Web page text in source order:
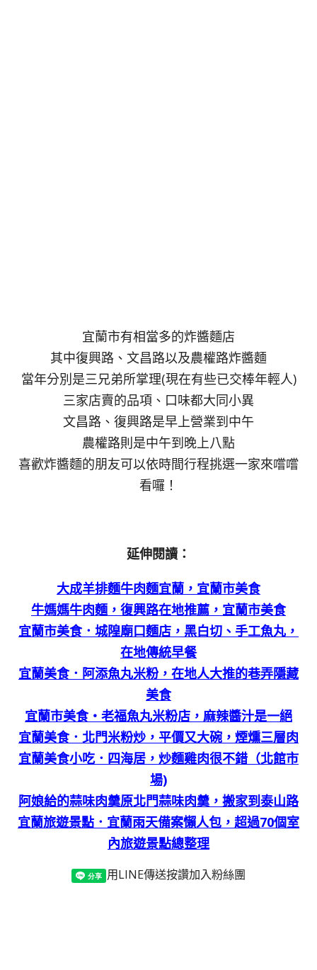
宜蘭市有相當多的炸醬麵店
其中復興路、文昌路以及農權路炸醬麵
當年分別是三兄弟所掌理(現在有些已交棒年輕人)
三家店賣的品項、口味都大同小異
文昌路、復興路是早上營業到中午
農權路則是中午到晚上八點
喜歡炸醬麵的朋友可以依時間行程挑選一家來嚐嚐
看囉！
延伸閱讀：
大成羊排麵牛肉麵宜蘭，宜蘭市美食
牛媽媽牛肉麵，復興路在地推薦，宜蘭市美食
宜蘭市美食．城隍廟口麵店，黑白切、手工魚丸，
在地傳統早餐
宜蘭美食．阿添魚丸米粉，在地人大推的巷弄隱藏
美食
宜蘭市美食‧老福魚丸米粉店，麻辣醬汁是一絕
宜蘭美食．北門米粉炒，平價又大碗，煙燻三層肉
宜蘭美食小吃．四海居，炒麵雞肉很不錯（北館市
場)
阿娘給的蒜味肉羹原北門蒜味肉羹，搬家到泰山路
宜蘭旅遊景點．宜蘭雨天備案懶人包，超過70個室
內旅遊景點總整理
用LINE傳送按讚加入粉絲團